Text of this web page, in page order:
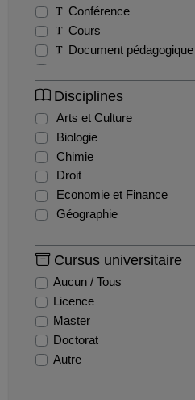
Conférence
Cours
Document pédagogique
Documentaire
Exercice
Interview
Séminaire
Webinaire
Disciplines
Arts et Culture
Biologie
Chimie
Droit
Economie et Finance
Géographie
Gestion
Histoire
Cursus universitaire
Aucun / Tous
Licence
Master
Doctorat
Autre